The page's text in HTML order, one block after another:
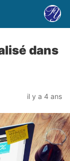
dans
il y a 4 ans